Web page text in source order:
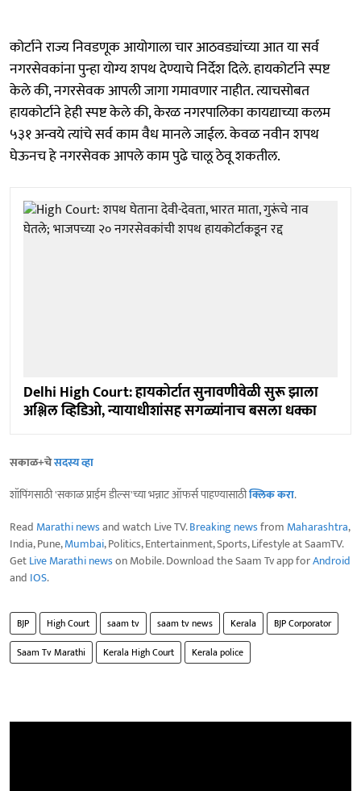
कोर्टाने राज्य निवडणूक आयोगाला चार आठवड्यांच्या आत या सर्व
नगरसेवकांना पुन्हा योग्य शपथ देण्याचे निर्देश दिले. हायकोर्टाने स्पष्ट
केले की, नगरसेवक आपली जागा गमावणार नाहीत. त्याचसोबत
हायकोर्टाने हेही स्पष्ट केले की, केरळ नगरपालिका कायद्याच्या कलम
५३१ अन्वये त्यांचे सर्व काम वैध मानले जाईल. केवळ नवीन शपथ
घेऊनच हे नगरसेवक आपले काम पुढे चालू ठेवू शकतील.
Delhi High Court: हायकोर्टात सुनावणीवेळी सुरू झाला
अश्लिल व्हिडिओ, न्यायाधीशांसह सगळ्यांनाच बसला धक्का
सकाळ+चेसदस्य व्हा
शॉपिंगसाठी 'सकाळ प्राईम डील्स'च्या भन्नाट ऑफर्स पाहण्यासाठीक्लिक करा.
Read Marathi newsand watch Live TV.Breaking newsfrom Maharashtra,
India, Pune,Mumbai, Politics, Entertainment, Sports, Lifestyle at SaamTV.
GetLive Marathi newson Mobile. Download the Saam Tv app forAndroid
and IOS.
BJP High Court saam tv saam tv news Kerala
BJP Corporator
Saam Tv Marathi
Kerala High Court Kerala police